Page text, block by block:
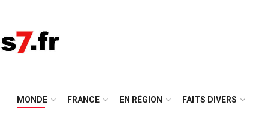
MONDE FRANCE EN RÉGION FAITS DIVERS